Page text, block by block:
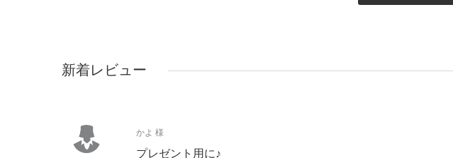
新着レビュー
かよ 様
プレゼント用に♪